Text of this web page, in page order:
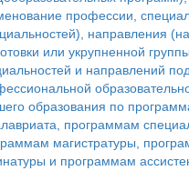
профессии,
направления
или укрупненной
и направлений
образования по
программам
магистратуры,
и программам